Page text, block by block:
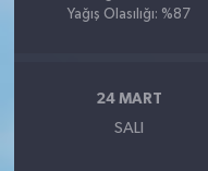
Yağış Olasılığı: %87
24 MART
SALI